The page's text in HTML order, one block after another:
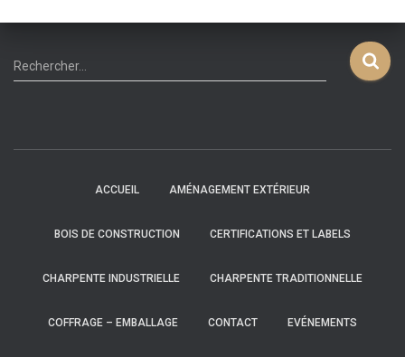
R
e
Rechercher…
ACCUEIL AMÉNAGEMENT EXTÉRIEUR
BOIS DE CONSTRUCTION CERTIFICATIONS ET LABELS
CHARPENTE INDUSTRIELLE CHARPENTE TRADITIONNELLE
COFFRAGE – EMBALLAGE CONTACT EVÉNEMENTS